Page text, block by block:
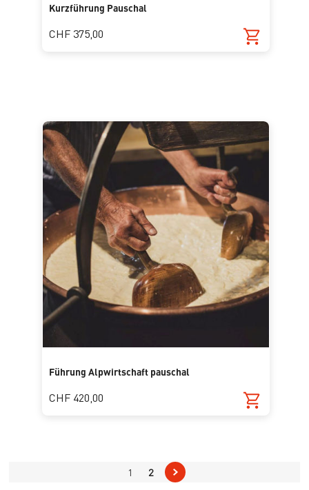
Kurzführung Pauschal
CHF 375,00
Führung Alpwirtschaft pauschal
CHF 420,00
1 2